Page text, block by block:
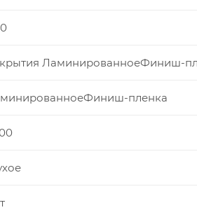
ЛаминированноеФиниш-
пленка